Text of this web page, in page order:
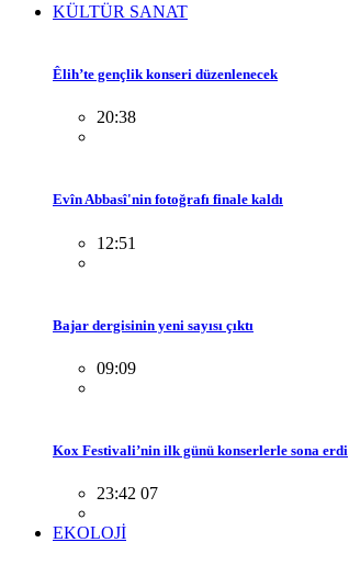
KÜLTÜR SANAT
Êlih’te gençlik konseri düzenlenecek
20:38
Evîn Abbasî'nin fotoğrafı finale kaldı
12:51
Bajar dergisinin yeni sayısı çıktı
09:09
Kox Festivali’nin ilk günü konserlerle sona erdi
23:42 07
EKOLOJİ